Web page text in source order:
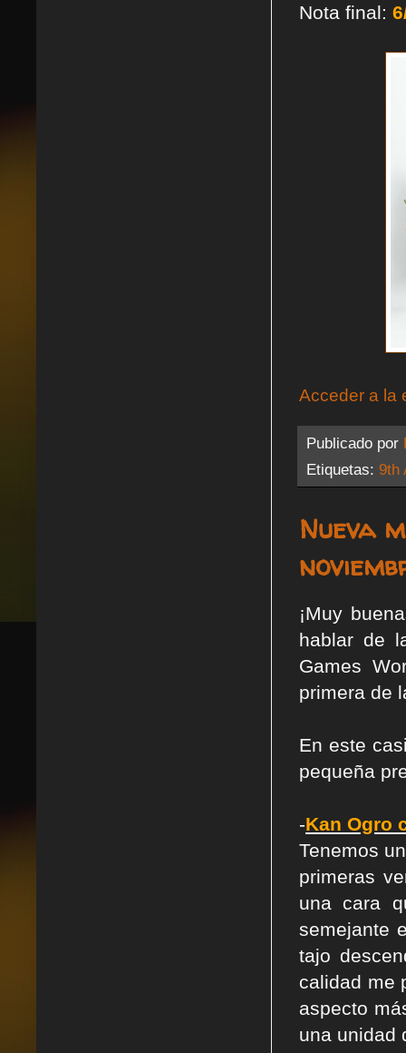
Nota final:
Acceder a la
Publicado por
Etiquetas: 9th
Nueva
¡Muy
hablar de
Games
primera de
En este
pequeña
-Kan Ogro
Tenemos
primeras
una cara
semejante
tajo
calidad me
aspecto
una unidad